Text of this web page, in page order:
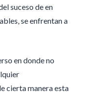
suceso de en
se enfrentan a
en donde no
cierta manera esta